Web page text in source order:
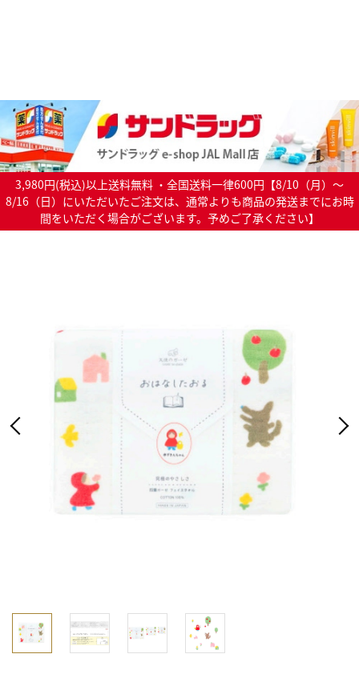
3,980円(税込)以上送料無料 ・全国送料一律600円【8/10（月）～
8/16（日）にいただいたご注文は、通常よりも商品の発送までにお時
間をいただく場合がございます。予めご了承ください】